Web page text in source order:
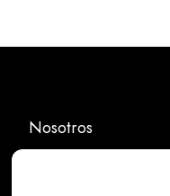
Nosotros